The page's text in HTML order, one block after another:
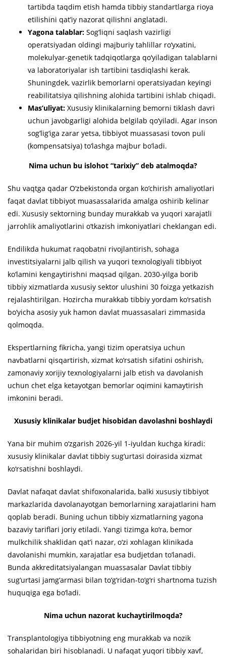
tartibda taqdim etish hamda tibbiy standartlarga rioya
etilishini qat’iy nazorat qilishni anglatadi.
Yagona talablar: Sog‘liqni saqlash vazirligi
operatsiyadan oldingi majburiy tahlillar ro‘yxatini,
molekulyar-genetik tadqiqotlarga qo‘yiladigan talablarni
va laboratoriyalar ish tartibini tasdiqlashi kerak.
Shuningdek, vazirlik bemorlarni operatsiyadan keyingi
reabilitatsiya qilishning alohida tartibini ishlab chiqadi.
Mas’uliyat: Xususiy klinikalarning bemorni tiklash davri
uchun javobgarligi alohida belgilab qo‘yiladi. Agar inson
sog‘lig‘iga zarar yetsa, tibbiyot muassasasi tovon puli
(kompensatsiya) to‘lashga majbur bo‘ladi.
Nima uchun bu islohot “tarixiy” deb atalmoqda?
Shu vaqtga qadar O‘zbekistonda organ ko‘chirish amaliyotlari
faqat davlat tibbiyot muasassalarida amalga oshirib kelinar
edi. Xususiy sektorning bunday murakkab va yuqori xarajatli
jarrohlik amaliyotlarini o‘tkazish imkoniyatlari cheklangan edi.
Endilikda hukumat raqobatni rivojlantirish, sohaga
investitsiyalarni jalb qilish va yuqori texnologiyali tibbiyot
ko‘lamini kengaytirishni maqsad qilgan. 2030-yilga borib
tibbiy xizmatlarda xususiy sektor ulushini 30 foizga yetkazish
rejalashtirilgan. Hozircha murakkab tibbiy yordam ko‘rsatish
bo‘yicha asosiy yuk hamon davlat muassasalari zimmasida
qolmoqda.
Ekspertlarning fikricha, yangi tizim operatsiya uchun
navbatlarni qisqartirish, xizmat ko‘rsatish sifatini oshirish,
zamonaviy xorijiy texnologiyalarni jalb etish va davolanish
uchun chet elga ketayotgan bemorlar oqimini kamaytirish
imkonini beradi.
Xususiy klinikalar budjet hisobidan davolashni boshlaydi
Yana bir muhim o‘zgarish 2026-yil 1-iyuldan kuchga kiradi:
xususiy klinikalar davlat tibbiy sug‘urtasi doirasida xizmat
ko‘rsatishni boshlaydi.
Davlat nafaqat davlat shifoxonalarida, balki xususiy tibbiyot
markazlarida davolanayotgan bemorlarning xarajatlarini ham
qoplab beradi. Buning uchun tibbiy xizmatlarning yagona
bazaviy tariflari joriy etiladi. Yangi tizimga ko‘ra, bemor
mulkchilik shaklidan qat’i nazar, o‘zi xohlagan klinikada
davolanishi mumkin, xarajatlar esa budjetdan to‘lanadi.
Bunda akkreditatsiyalangan muassasalar Davlat tibbiy
sug‘urtasi jamg‘armasi bilan to‘g‘ridan-to‘g‘ri shartnoma tuzish
huquqiga ega bo‘ladi.
Nima uchun nazorat kuchaytirilmoqda?
Transplantologiya tibbiyotning eng murakkab va nozik
sohalaridan biri hisoblanadi. U nafaqat yuqori tibbiy xavf,